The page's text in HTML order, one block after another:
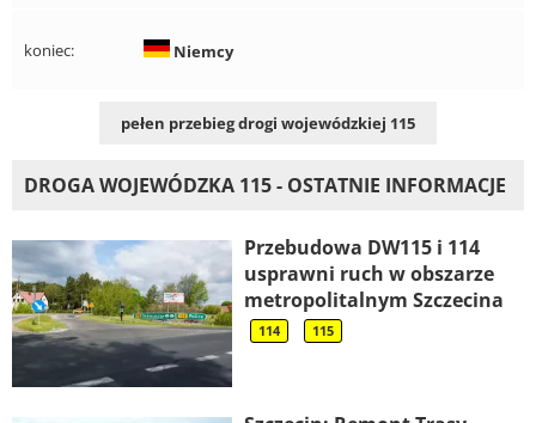
koniec: Niemcy
pełen przebieg drogi wojewódzkiej 115
DROGA WOJEWÓDZKA 115 - OSTATNIE INFORMACJE
Przebudowa DW115 i 114
usprawni ruch w obszarze
metropolitalnym Szczecina
114 115